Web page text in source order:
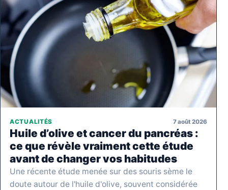
ACTUALITÉS 7 août 2026
Huile d’olive et cancer du pancréas :
ce que révèle vraiment cette étude
avant de changer vos habitudes
Une récente étude menée sur des souris sème le
doute autour de l'huile d'olive, souvent considérée